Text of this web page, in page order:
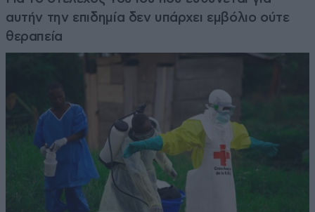
αυτήν την επιδημία δεν υπάρχει εμβόλιο ούτε
θεραπεία